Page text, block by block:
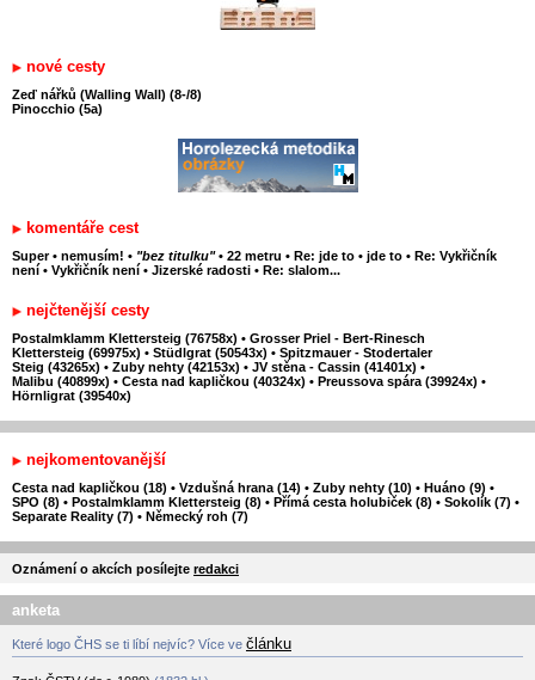
nové cesty
Zeď nářků (Walling Wall) (8-/8)
Pinocchio (5a)
komentáře cest
Super • nemusím! • "bez titulku" • 22 metru • Re: jde to • jde to • Re: Vykřičník
není • Vykřičník není • Jizerské radosti • Re: slalom...
nejčtenější cesty
Postalmklamm Klettersteig (76758x) • Grosser Priel - Bert-Rinesch
Klettersteig (69975x) • Stüdlgrat (50543x) • Spitzmauer - Stodertaler
Steig (43265x) • Zuby nehty (42153x) • JV stěna - Cassin (41401x) •
Malibu (40899x) • Cesta nad kapličkou (40324x) • Preussova spára (39924x) •
Hörnligrat (39540x)
nejkomentovanější
Cesta nad kapličkou (18) • Vzdušná hrana (14) • Zuby nehty (10) • Huáno (9) •
SPO (8) • Postalmklamm Klettersteig (8) • Přímá cesta holubiček (8) • Sokolík (7) •
Separate Reality (7) • Německý roh (7)
Oznámení o akcích posílejte redakci
anketa
Které logo ČHS se ti líbí nejvíc? Více ve článku